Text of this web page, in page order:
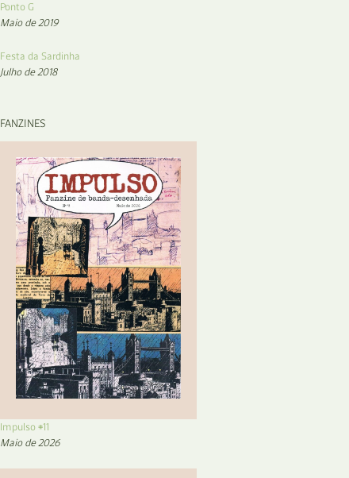
Ponto G
Maio de 2019
Festa da Sardinha
Julho de 2018
FANZINES
Impulso #11
Maio de 2026